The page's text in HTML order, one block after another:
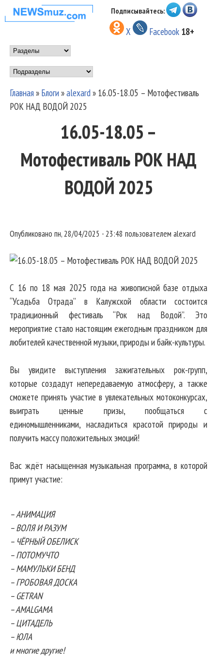
Перейти к основному
содержанию
НОВОСТИ
МУЗЫКИ И
ШОУ БИЗНЕСА
NEWSMUZ.COM
Подписывайтесь:
X Facebook 18+
Main menu
Подразделы
Вы здесь
Главная» Блоги»alexard» 16.05-18.05 – Мотофестиваль
РОК НАД ВОДОЙ 2025
16.05-18.05 –
Мотофестиваль РОК НАД
ВОДОЙ 2025
Опубликовано пн, 28/04/2025 - 23:48 пользователем alexard
С 16 по 18 мая 2025 года на живописной базе отдыха
“Усадьба Отрада” в Калужской области состоится
традиционный фестиваль “Рок над Водой”. Это
мероприятие стало настоящим ежегодным праздником для
любителей качественной музыки, природы и байк-культуры.
Вы увидите выступления зажигательных рок-групп,
которые создадут непередаваемую атмосферу, а также
сможете принять участие в увлекательных мотоконкурсах,
выиграть ценные призы, пообщаться с
единомышленниками, насладиться красотой природы и
получить массу положительных эмоций!
Вас ждёт насыщенная музыкальная программа, в которой
примут участие:
– АНИМАЦИЯ
– ВОЛЯ И РАЗУМ
– ЧЁРНЫЙ ОБЕЛИСК
– ПОТОМУЧТО
– МАМУЛЬКИ БЕНД
– ГРОБОВАЯ ДОСКА
– GETRAN
– AMALGAMA
– ЦИТАДЕЛЬ
– ЮЛА
и многие другие!